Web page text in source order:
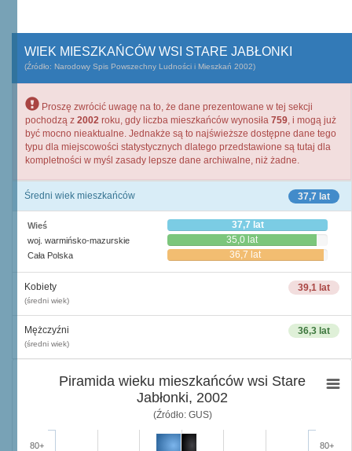
WIEK MIESZKAŃCÓW WSI STARE JABŁONKI
(Źródło: Narodowy Spis Powszechny Ludności i Mieszkań 2002)
Proszę zwrócić uwagę na to, że dane prezentowane w tej sekcji
pochodzą z 2002 roku, gdy liczba mieszkańców wynosiła 759, i mogą już
być mocno nieaktualne. Jednakże są to najświeższe dostępne dane tego
typu dla miejscowości statystycznych dlatego przedstawione są tutaj dla
kompletności w myśl zasady lepsze dane archiwalne, niż żadne.
37,7 lat
Średni wiek mieszkańców
Wieś 37,7 lat
woj. warmińsko-mazurskie 35,0 lat
Cała Polska 36,7 lat
39,1 lat
Kobiety
(średni wiek)
36,3 lat
Mężczyźni
(średni wiek)
Piramida wieku mieszkańców wsi Stare
Jabłonki, 2002
(Źródło: GUS)
80+ 80+